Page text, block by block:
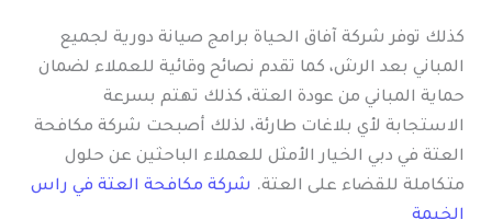
كذلك توفر شركة آفاق الحياة برامج صيانة دورية لجميع
المباني بعد الرش، كما تقدم نصائح وقائية للعملاء لضمان
حماية المباني من عودة العتة، كذلك تهتم بسرعة
الاستجابة لأي بلاغات طارئة، لذلك أصبحت شركة مكافحة
العتة في دبي الخيار الأمثل للعملاء الباحثين عن حلول
متكاملة للقضاء على العتة. شركة مكافحة العتة في راس
الخيمة